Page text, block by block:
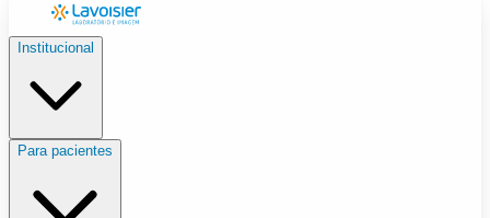
Institucional
Para pacientes